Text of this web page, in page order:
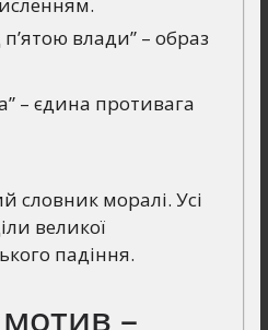
влади” – образ
– єдина противага
словник моралі. Усі
великої
падіння.
–